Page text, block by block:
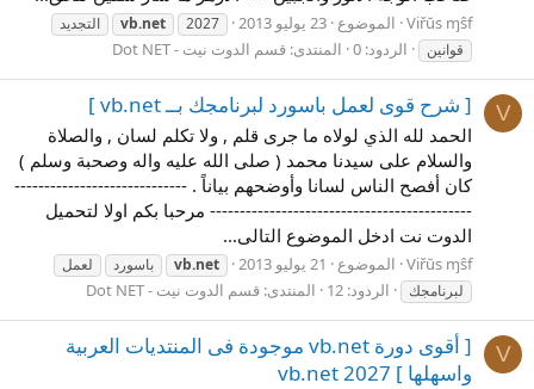
Viřŭs ɱŝf الموضوع 23 يوليو 2013 2027
vb.net
التجديد
قوانين
الردود: 0 المنتدى: قسم الدوت نيت - Dot NET
V [ شرح قوى لعمل باسورد لبرنامجك بــ vb.net ]
الحمد لله الذي لولاه ما جرى قلم , ولا تكلم لسان , والصلاة
والسلام على سيدنا محمد ( صلى الله عليه واله وصحبة وسلم )
كان أفصح الناس لسانا وأوضحهم بياناً . -----------------------------
-------------------------------------------- مرحبا بكم اولا لتحميل
الدوت نت ادخل الموضوع التالى...
Viřŭs ɱŝf الموضوع 21 يوليو 2013 vb.net باسورد
لعمل
لبرنامجك
الردود: 12 المنتدى: قسم الدوت نيت - Dot NET
V
[ أقوى دورة vb.net موجودة فى المنتديات العربية
واسهلها ] vb.net 2027